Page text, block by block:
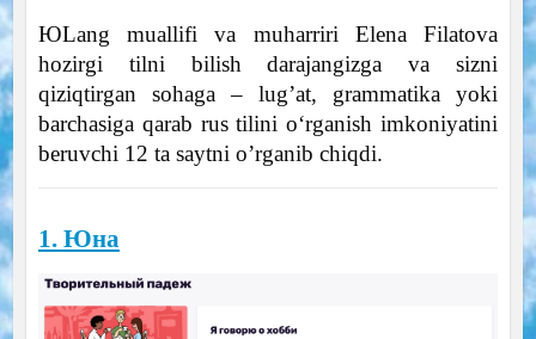
ЮLang muallifi va muharriri Elena Filatova
hozirgi tilni bilish darajangizga va sizni
qiziqtirgan sohaga – lug’at, grammatika yoki
barchasiga qarab rus tilini oʻrganish imkoniyatini
beruvchi 12 ta saytni o’rganib chiqdi.
1. Юна